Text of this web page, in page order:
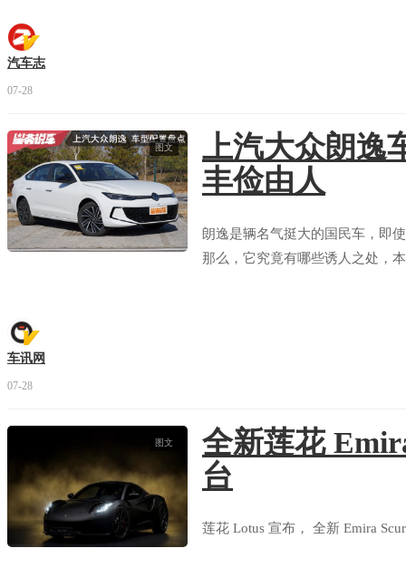
汽车志
07-28
图文
上汽大众朗逸
丰俭由人
朗逸是辆名气挺大的国民车，即
那么，它究竟有哪些诱人之处，
车讯网
07-28
图文
全新莲花
台
莲花 Lotus 宣布， 全新 Emira